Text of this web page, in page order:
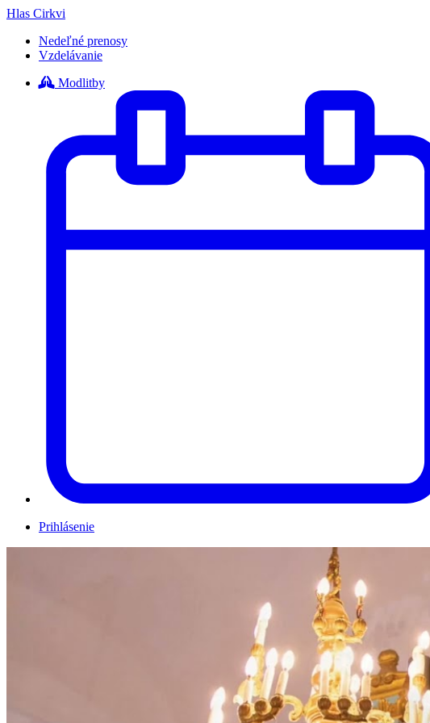
Hlas Cirkvi
Nedeľné prenosy
Vzdelávanie
Modlitby
Prihlásenie